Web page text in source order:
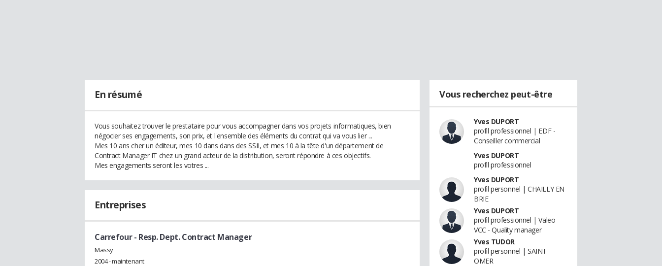
En résumé
Vous souhaitez trouver le prestataire pour vous accompagner dans vos projets informatiques, bien
négocier ses engagements, son prix, et l'ensemble des éléments du contrat qui va vous lier ...
Mes 10 ans cher un éditeur, mes 10 dans dans des SSII, et mes 10 à la tête d'un département de
Contract Manager IT chez un grand acteur de la distribution, seront répondre à ces objectifs.
Mes engagements seront les votres ...
Entreprises
Carrefour- Resp. Dept. Contract Manager
Massy
2004 - maintenant
Vous recherchez peut-être
Yves DUPORT
profil professionnel | EDF -
Conseiller commercial
Yves DUPORT
profil professionnel
Yves DUPORT
profil personnel | CHAILLY EN
BRIE
Yves DUPORT
profil professionnel | Valeo
VCC - Quality manager
Yves TUDOR
profil personnel | SAINT
OMER